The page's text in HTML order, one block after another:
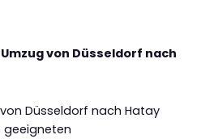
von Düsseldorf nach
Düsseldorf nach Hatay